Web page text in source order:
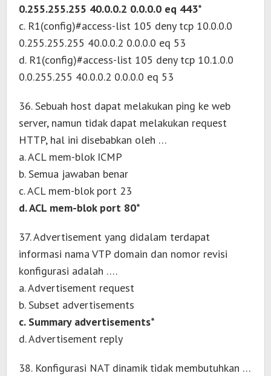
0.255.255.255 40.0.0.2 0.0.0.0 eq 443*
c. R1(config)#access-list 105 deny tcp 10.0.0.0
0.255.255.255 40.0.0.2 0.0.0.0 eq 53
d. R1(config)#access-list 105 deny tcp 10.1.0.0
0.0.255.255 40.0.0.2 0.0.0.0 eq 53
36. Sebuah host dapat melakukan ping ke web
server, namun tidak dapat melakukan request
HTTP, hal ini disebabkan oleh …
a. ACL mem-blok ICMP
b. Semua jawaban benar
c. ACL mem-blok port 23
d. ACL mem-blok port 80*
37. Advertisement yang didalam terdapat
informasi nama VTP domain dan nomor revisi
konfigurasi adalah ….
a. Advertisement request
b. Subset advertisements
c. Summary advertisements*
d. Advertisement reply
38. Konfigurasi NAT dinamik tidak membutuhkan …